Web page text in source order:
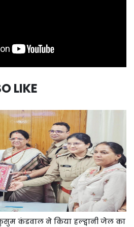
LIKE
कंडवाल ने किया हल्द्वानी जेल का